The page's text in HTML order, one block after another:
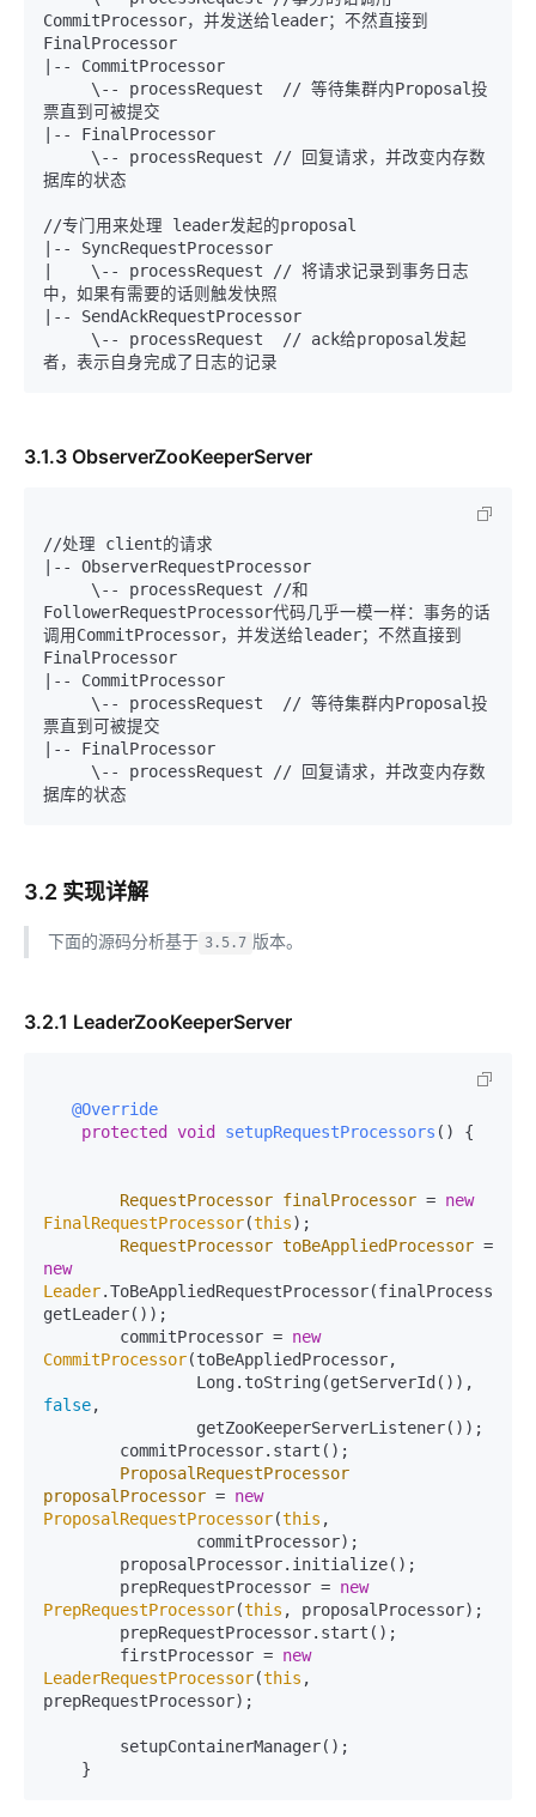
CommitProcessor，并发送给leader；不然直接到
FinalProcessor
|-- CommitProcessor
票直到可被提交
|-- FinalProcessor
据库的状态
//专门用来处理 leader发起的proposal
|-- SyncRequestProcessor
|    \-- processRequest // 将请求记录到事务日志
中，如果有需要的话则触发快照
|-- SendAckRequestProcessor
3.1.3 ObserverZooKeeperServer
//处理 client的请求
|-- ObserverRequestProcessor
FollowerRequestProcessor代码几乎一模一样：事务的话
调用CommitProcessor，并发送给leader；不然直接到
FinalProcessor
|-- CommitProcessor
票直到可被提交
|-- FinalProcessor
3.2 实现详解
下面的源码分析基于 3.5.7 版本。
3.2.1 LeaderZooKeeperServer
@Override
protected
void setupRequestProcessors () {
RequestProcessor finalProcessor = new
FinalRequestProcessor(this);
RequestProcessor toBeAppliedProcessor =
new
Leader.ToBeAppliedRequestProcessor(finalProcessor,
getLeader());
        commitProcessor =
new
CommitProcessor(toBeAppliedProcessor,
false,
ProposalRequestProcessor
proposalProcessor = new
ProposalRequestProcessor(this ,
        prepRequestProcessor =
new
PrepRequestProcessor(this , proposalProcessor);
        firstProcessor =
new
LeaderRequestProcessor(this ,
prepRequestProcessor);